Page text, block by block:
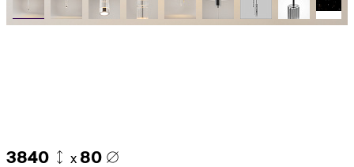
3840 x 80